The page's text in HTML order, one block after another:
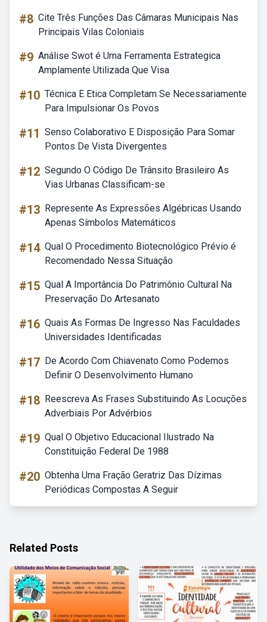
#8 Cite Três Funções Das Câmaras Municipais Nas
Principais Vilas Coloniais
#9 Análise Swot é Uma Ferramenta Estrategica
Amplamente Utilizada Que Visa
#10 Técnica E Etica Completam Se Necessariamente
Para Impulsionar Os Povos
#11 Senso Colaborativo E Disposição Para Somar
Pontos De Vista Divergentes
#12 Segundo O Código De Trânsito Brasileiro As
Vias Urbanas Classificam-se
#13 Represente As Expressões Algébricas Usando
Apenas Símbolos Matemáticos
#14 Qual O Procedimento Biotecnológico Prévio é
Recomendado Nessa Situação
#15 Qual A Importância Do Patrimônio Cultural Na
Preservação Do Artesanato
#16 Quais As Formas De Ingresso Nas Faculdades
Universidades Identificadas
#17 De Acordo Com Chiavenato Como Podemos
Definir O Desenvolvimento Humano
#18 Reescreva As Frases Substituindo As Locuções
Adverbiais Por Advérbios
#19 Qual O Objetivo Educacional Ilustrado Na
Constituição Federal De 1988
#20 Obtenha Uma Fração Geratriz Das Dízimas
Periódicas Compostas A Seguir
Related Posts